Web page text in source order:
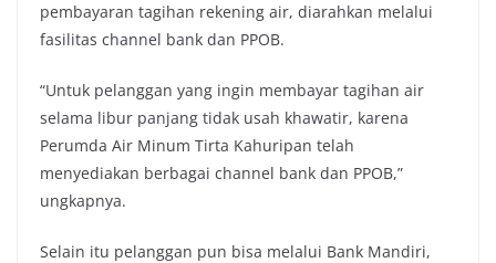
pembayaran tagihan rekening air, diarahkan melalui
fasilitas channel bank dan PPOB.
“Untuk pelanggan yang ingin membayar tagihan air
selama libur panjang tidak usah khawatir, karena
Perumda Air Minum Tirta Kahuripan telah
menyediakan berbagai channel bank dan PPOB,”
ungkapnya.
Selain itu pelanggan pun bisa melalui Bank Mandiri,